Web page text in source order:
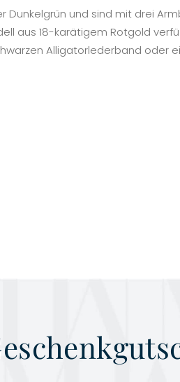
Dunkelgrün und sind mit drei
aus 18-karätigem Rotgold
Alligatorlederband oder